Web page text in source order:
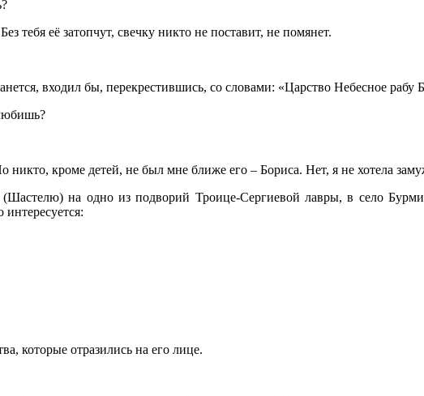
тебя её затопчут, свечку никто не поставит, не помянет.
входил бы, перекрестившись, со словами: «Царство Небесное рабу
кроме детей, не был мне ближе его – Бориса. Нет, я не хотела
на одно из подворий Троице-Сергиевой лавры, в село
которые отразились на его лице.